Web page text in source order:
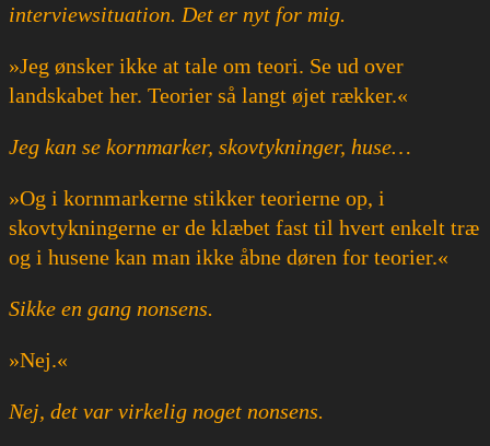
interviewsituation. Det er nyt for mig.
»Jeg ønsker ikke at tale om teori. Se ud over
landskabet her. Teorier så langt øjet rækker.«
Jeg kan se kornmarker, skovtykninger, huse…
»Og i kornmarkerne stikker teorierne op, i
skovtykningerne er de klæbet fast til hvert enkelt træ
og i husene kan man ikke åbne døren for teorier.«
Sikke en gang nonsens.
»Nej.«
Nej, det var virkelig noget nonsens.